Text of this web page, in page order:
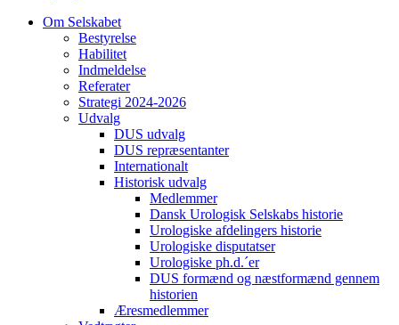
Om Selskabet
Bestyrelse
Habilitet
Indmeldelse
Referater
Strategi 2024-2026
Udvalg
DUS udvalg
DUS repræsentanter
Internationalt
Historisk udvalg
Medlemmer
Dansk Urologisk Selskabs historie
Urologiske afdelingers historie
Urologiske disputatser
Urologiske ph.d.´er
DUS formænd og næstformænd gennem
historien
Æresmedlemmer